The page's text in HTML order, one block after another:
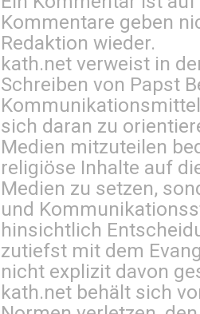
Kommentare geben
Redaktion wieder.
kath.net verweist in
Schreiben von Papst
sich daran zu
Medien mitzuteilen
religiöse Inhalte auf
Medien zu setzen,
und
hinsichtlich
zutiefst mit dem
nicht explizit davon
kath.net behält sich